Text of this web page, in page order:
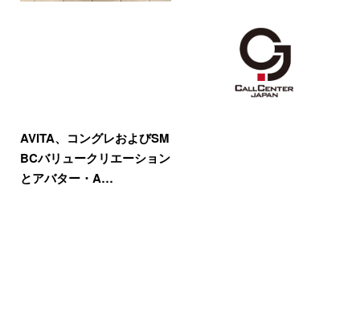
AVITA、コングレおよびSM
BCバリュークリエーション
とアバター・A…